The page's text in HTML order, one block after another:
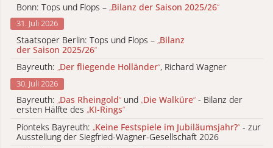
Bonn: Tops und Flops – „Bilanz der Saison 2025/26“
31. Juli 2026
Staatsoper Berlin: Tops und Flops – „Bilanz
der Saison 2025/26“
Bayreuth: „Der fliegende Holländer“, Richard Wagner
30. Juli 2026
Bayreuth: „Das Rheingold“ und „Die Walküre“ - Bilanz der
ersten Hälfte des „KI-Rings“
Pionteks Bayreuth: „Keine Festspiele im Jubiläumsjahr?“ - zur
Ausstellung der Siegfried-Wagner-Gesellschaft 2026